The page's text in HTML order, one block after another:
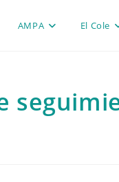
AMPA El Cole